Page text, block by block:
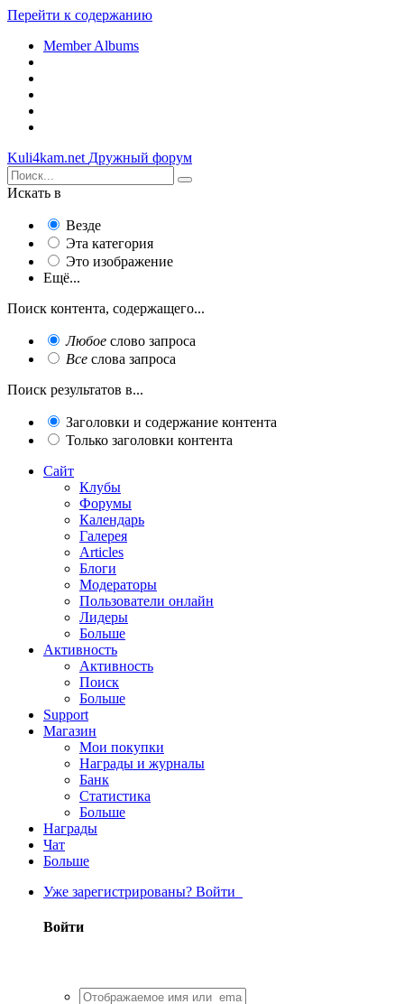
Перейти к содержанию
Member Albums
Kuli4kam.net Дружный форум
Искать в
Везде
Эта категория
Это изображение
Ещё...
Поиск контента, содержащего...
Любое слово запроса
Все слова запроса
Поиск результатов в...
Заголовки и содержание контента
Только заголовки контента
Сайт
Клубы
Форумы
Календарь
Галерея
Articles
Блоги
Модераторы
Пользователи онлайн
Лидеры
Больше
Активность
Активность
Поиск
Больше
Support
Магазин
Мои покупки
Награды и журналы
Банк
Статистика
Больше
Награды
Чат
Больше
Уже зарегистрированы? Войти
Войти